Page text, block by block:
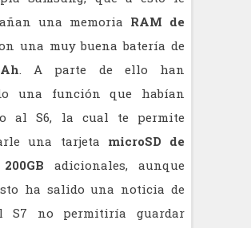
una memoria RAM de
una muy buena batería de
. A parte de ello han
una función que habían
al S6, la cual te permite
una tarjeta microSD de
adicionales, aunque
ha salido una noticia de
S7 no permitiría guardar